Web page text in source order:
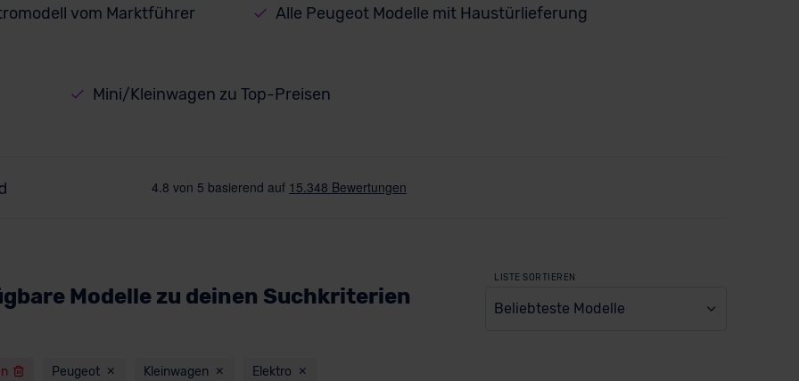
vom Marktführer Alle Peugeot Modelle mit Haustürlieferung
Mini/Kleinwagen zu Top-Preisen
Modelle zu deinen Suchkriterien
LISTE SORTIEREN
Beliebteste Modelle
Peugeot Kleinwagen Elektro